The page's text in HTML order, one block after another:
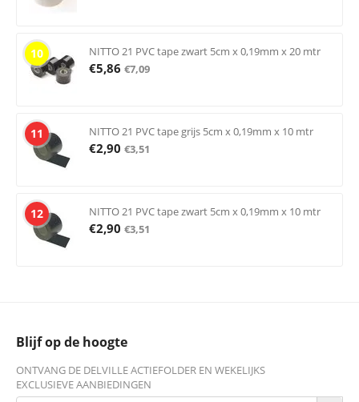
10 NITTO 21 PVC tape zwart 5cm x 0,19mm x 20 mtr
€5,86 €7,09
11 NITTO 21 PVC tape grijs 5cm x 0,19mm x 10 mtr
€2,90 €3,51
12 NITTO 21 PVC tape zwart 5cm x 0,19mm x 10 mtr
€2,90 €3,51
Blijf op de hoogte
ONTVANG DE DELVILLE ACTIEFOLDER EN WEKELIJKS
EXCLUSIEVE AANBIEDINGEN